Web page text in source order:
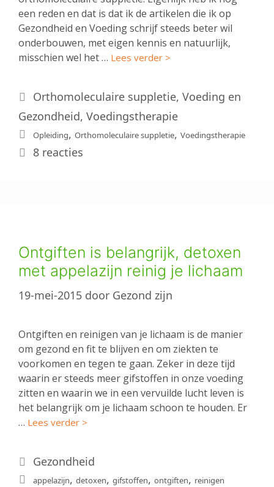
een reden en dat is dat ik de artikelen die ik op
Gezondheid en Voeding schrijf steeds beter wil
onderbouwen, met eigen kennis en natuurlijk,
misschien wel het … Lees verder >
Categorieën
Orthomoleculaire suppletie, Voeding en
Gezondheid, Voedingstherapie
Tags
Opleiding, Orthomoleculaire suppletie, Voedingstherapie
8 reacties
Ontgiften is belangrijk, detoxen
met appelazijn reinig je lichaam
19-mei-2015 door Gezond zijn
Ontgiften en reinigen van je lichaam is de manier
om gezond en fit te blijven en om ziekten te
voorkomen en tegen te gaan. Zeker in deze tijd
waarin er steeds meer gifstoffen in onze voeding
zitten en waarin we in een vervuilde lucht leven is
het belangrijk om je lichaam schoon te houden. Er
… Lees verder >
Categorieën
Gezondheid
Tags
appelazijn, detoxen, gifstoffen, ontgiften, reinigen